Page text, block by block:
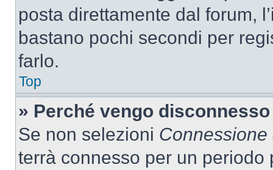
posta direttamente dal forum,
bastano pochi secondi per
farlo.
Top
» Perché vengo
Se non selezioni
terrà connesso per un